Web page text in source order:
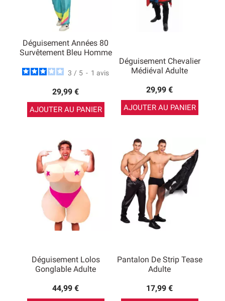
Déguisement Années 80
Survêtement Bleu Homme
3 / 5 - 1 avis
29,99 €
AJOUTER AU PANIER
Déguisement Chevalier
Médiéval Adulte
29,99 €
AJOUTER AU PANIER
Déguisement Lolos
Gonglable Adulte
44,99 €
Pantalon De Strip Tease
Adulte
17,99 €